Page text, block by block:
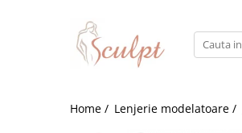
Lenjerie modelatoare
Body modelator
Home / Lenjerie modelatoare /